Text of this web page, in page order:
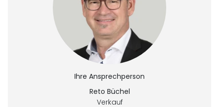
Ihre Ansprechperson
Reto Büchel
Verkauf